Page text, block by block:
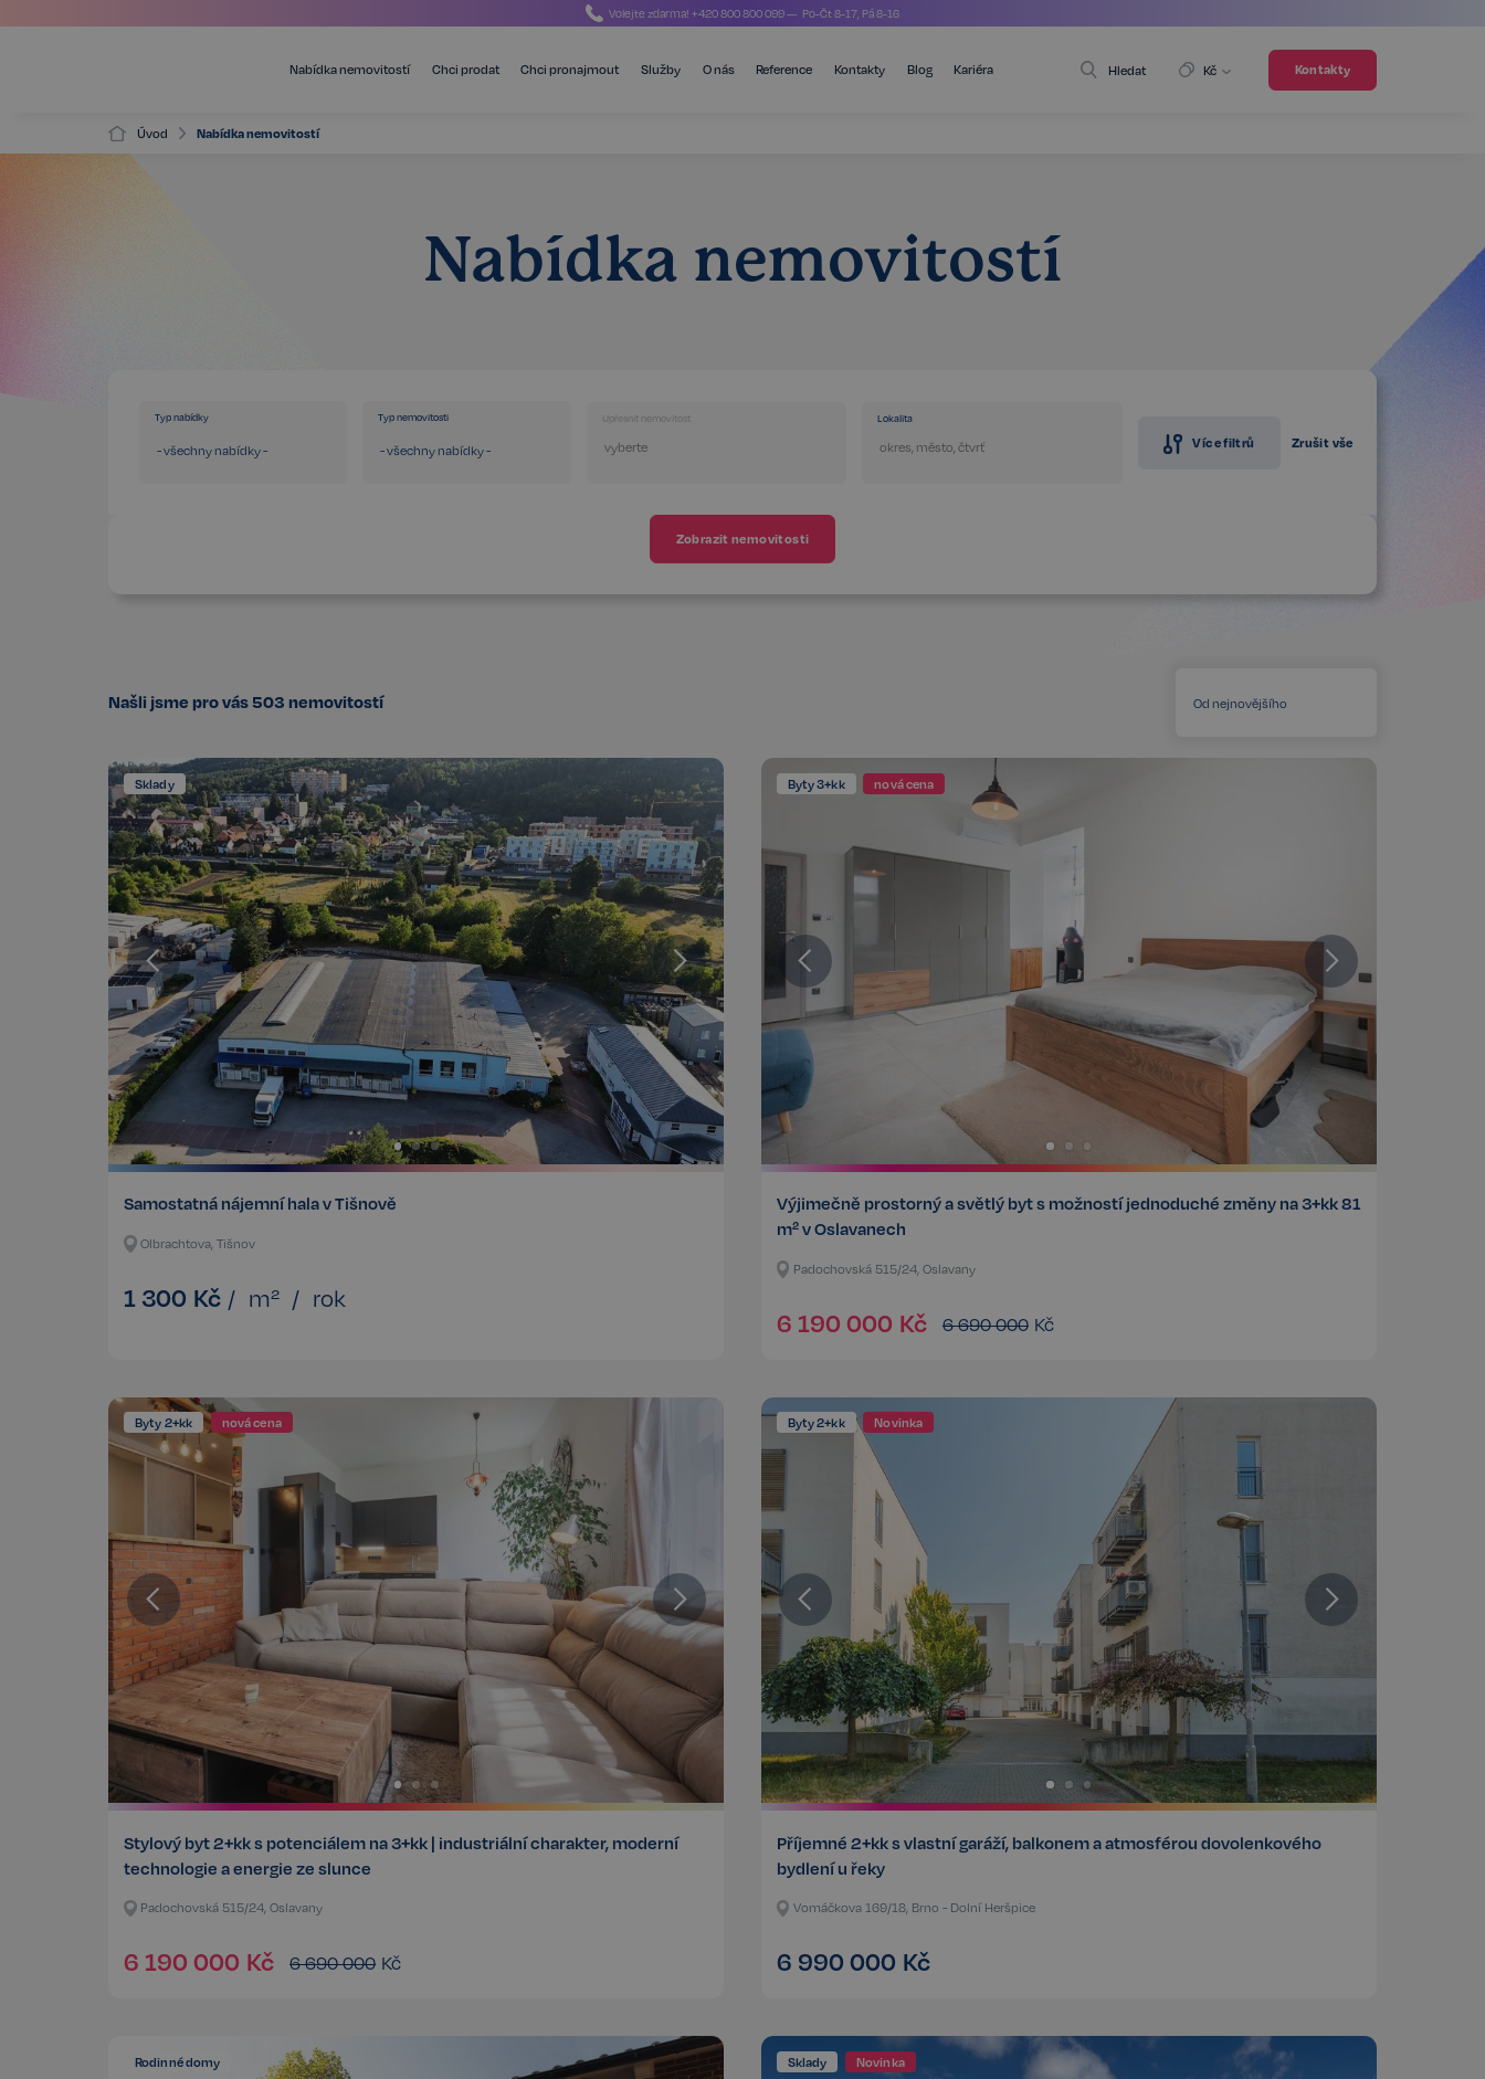
Volejte zdarma!+420 800 800 099— Po-Čt 8-17, Pá 8-16
Nabídka nemovitostí Chci prodat Chci pronajmout Služby O nás Reference Kontakty Blog Kariéra Hledat Kč Kontakty
Úvod Nabídka nemovitostí
Nabídka nemovitostí
Typ nabídky
- všechny nabídky -
Typ nemovitosti
- všechny nabídky -
Upřesnit nemovitost Lokalita
Více filtrů Zrušit vše
Zobrazit nemovitosti
Našli jsme pro vás503 nemovitostí Od nejnovějšího
Sklady
Samostatná nájemní hala v Tišnově
Olbrachtova, Tišnov
1 300 Kč / m² / rok
Byty 3+kk nová cena
Výjimečně prostorný a světlý byt s možností jednoduché změny na 3+kk 81
m² v Oslavanech
Padochovská 515/24, Oslavany
6 190 000 Kč 6 690 000 Kč
Byty 2+kk nová cena
Stylový byt 2+kk s potenciálem na 3+kk | industriální charakter, moderní
technologie a energie ze slunce
Padochovská 515/24, Oslavany
6 190 000 Kč 6 690 000 Kč
Byty 2+kk Novinka
Příjemné 2+kk s vlastní garáží, balkonem a atmosférou dovolenkového
bydlení u řeky
Vomáčkova 169/18, Brno - Dolní Heršpice
6 990 000 Kč
Rodinné domy Sklady Novinka